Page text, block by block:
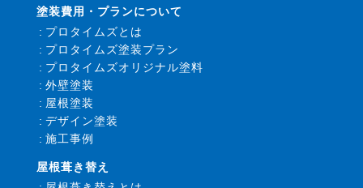
塗装費用・プランについて
プロタイムズとは
プロタイムズ塗装プラン
プロタイムズオリジナル塗料
外壁塗装
屋根塗装
デザイン塗装
施工事例
屋根葺き替え